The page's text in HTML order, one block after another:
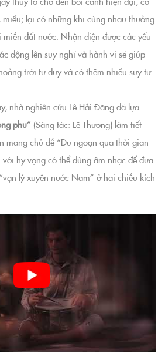
lại có những khi cùng nhau thưởng
đất nước. Nhận diện được các yếu
động lên suy nghĩ và hành vi sẽ giúp
trời tư duy và có thêm nhiều suy tư
nhà nghiên cứu Lê Hải Đăng đã lựa
phu” (Sáng tác: Lê Thương) làm tiết
mang chủ đề “Du ngoạn qua thời gian
hy vọng có thể dùng âm nhạc để đưa
lý xuyên nước Nam” ở hai chiều kích